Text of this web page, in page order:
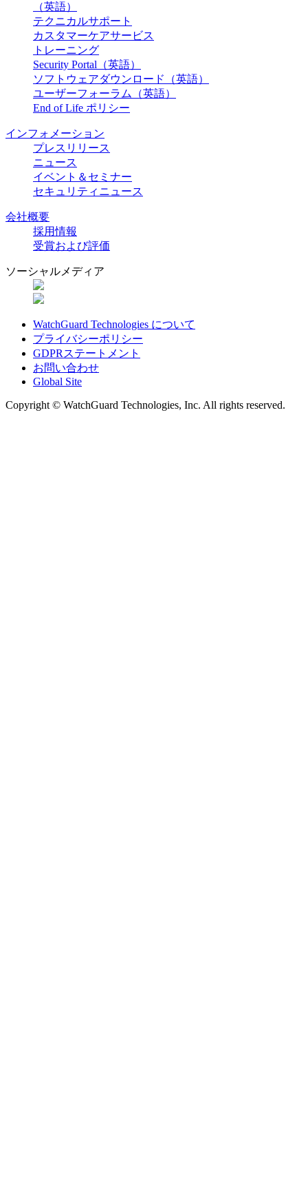
（英語）
テクニカルサポート
カスタマーケアサービス
トレーニング
Security Portal（英語）
ソフトウェアダウンロード（英語）
ユーザーフォーラム（英語）
End of Life ポリシー
インフォメーション
プレスリリース
ニュース
イベント＆セミナー
セキュリティニュース
会社概要
採用情報
受賞および評価
ソーシャルメディア
WatchGuard Technologies について
プライバシーポリシー
GDPRステートメント
お問い合わせ
Global Site
Copyright © WatchGuard Technologies, Inc. All rights reserved.